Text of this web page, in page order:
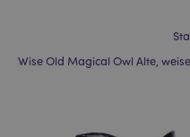
Wise Old Magical Owl Alte,